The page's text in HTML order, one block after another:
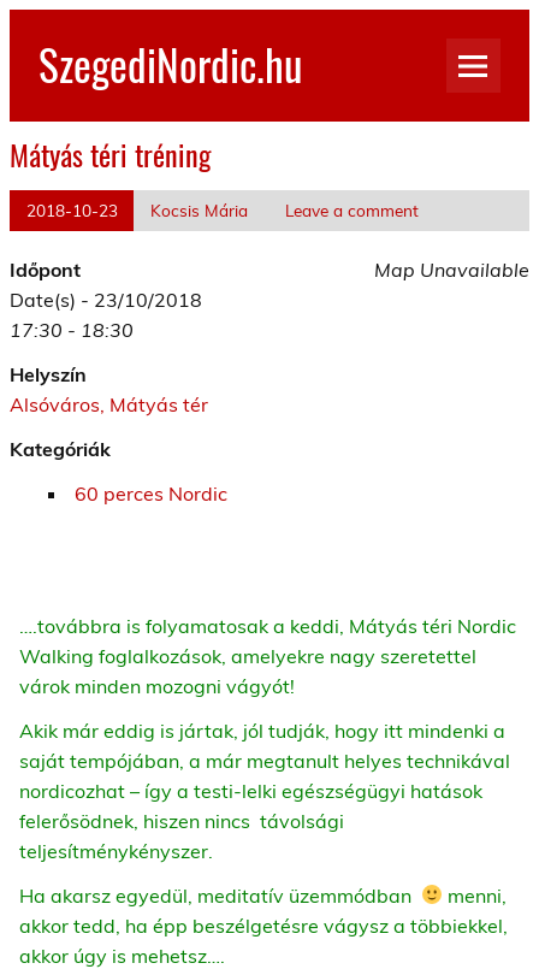
Skip
contentSzegediNordic.hu
Mátyás téri tréning
2018-10-23 Kocsis Mária Leave a comment
Map Unavailable
Időpont
Date(s) - 23/10/2018
17:30 - 18:30
Helyszín
Alsóváros, Mátyás tér
Kategóriák
60 perces Nordic
….továbbra is folyamatosak a keddi, Mátyás téri Nordic
Walking foglalkozások, amelyekre nagy szeretettel
várok minden mozogni vágyót!
Akik már eddig is jártak, jól tudják, hogy itt mindenki a
saját tempójában, a már megtanult helyes technikával
nordicozhat – így a testi-lelki egészségügyi hatások
felerősödnek, hiszen nincs távolsági
teljesítménykényszer.
Ha akarsz egyedül, meditatív üzemmódban
menni,
akkor tedd, ha épp beszélgetésre vágysz a többiekkel,
akkor úgy is mehetsz….